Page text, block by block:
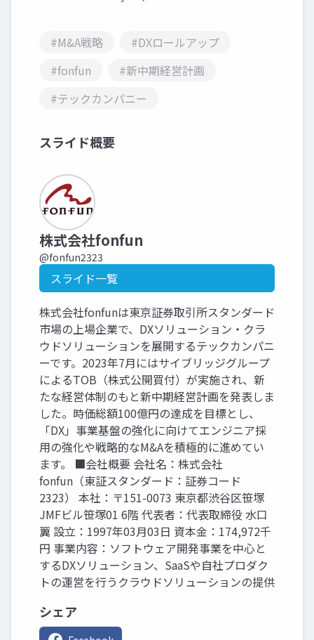
#M&A戦略
#DXロールアップ
#fonfun
#新中期経営計画
#テックカンパニー
スライド概要
株式会社fonfun
@fonfun2323
スライド一覧
株式会社fonfunは東京証券取引所スタンダード
市場の上場企業で、DXソリューション・クラ
ウドソリューションを展開するテックカンパニ
ーです。2023年7月にはサイブリッジグループ
によるTOB（株式公開買付）が実施され、新
たな経営体制のもと新中期経営計画を発表しま
した。時価総額100億円の達成を目標とし、
「DX」事業基盤の強化に向けてエンジニア採
用の強化や戦略的なM&Aを積極的に進めてい
ます。 ■会社概要 会社名：株式会社
fonfun（東証スタンダード：証券コード
2323） 本社：〒151-0073 東京都渋谷区笹塚
JMFビル笹塚01 6階 代表者：代表取締役 水口
翼 設立：1997年03月03日 資本金：174,972千
円 事業内容：ソフトウェア開発事業を中心と
するDXソリューション、SaaSや自社プロダク
トの運営を行うクラウドソリューションの提供
シェア